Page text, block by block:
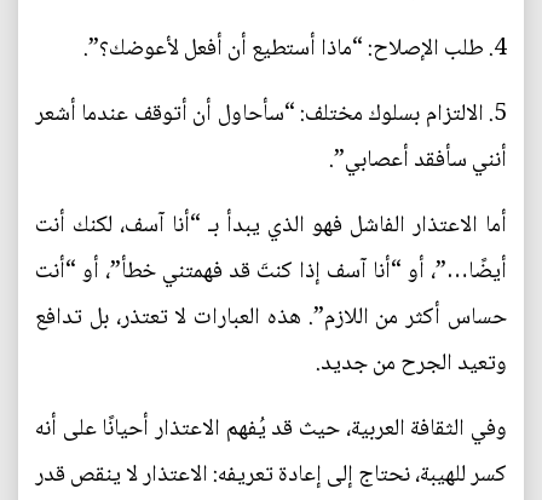
4. طلب الإصلاح: “ماذا أستطيع أن أفعل لأعوضك؟”.
5. الالتزام بسلوك مختلف: “سأحاول أن أتوقف عندما أشعر
أنني سأفقد أعصابي”.
أما الاعتذار الفاشل فهو الذي يبدأ بـ “أنا آسف، لكنك أنت
أيضًا…”، أو “أنا آسف إذا كنتَ قد فهمتني خطأ”، أو “أنت
حساس أكثر من اللازم”. هذه العبارات لا تعتذر، بل تدافع
وتعيد الجرح من جديد.
وفي الثقافة العربية، حيث قد يُفهم الاعتذار أحيانًا على أنه
كسر للهيبة، نحتاج إلى إعادة تعريفه: الاعتذار لا ينقص قدر